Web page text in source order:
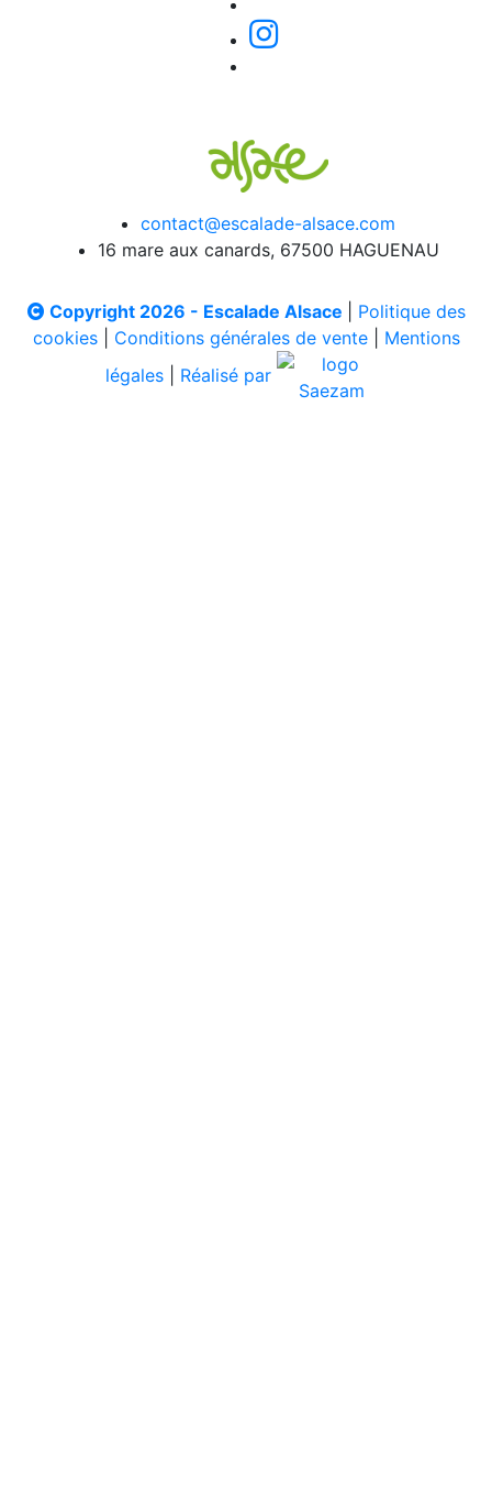
contact@escalade-alsace.com
16 mare aux canards, 67500 HAGUENAU
Copyright 2026 - Escalade Alsace
Politique des
cookies| Conditions générales de vente| Mentions
légales
Réalisé par